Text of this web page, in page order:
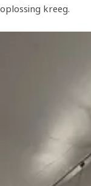
oplossing kreeg.